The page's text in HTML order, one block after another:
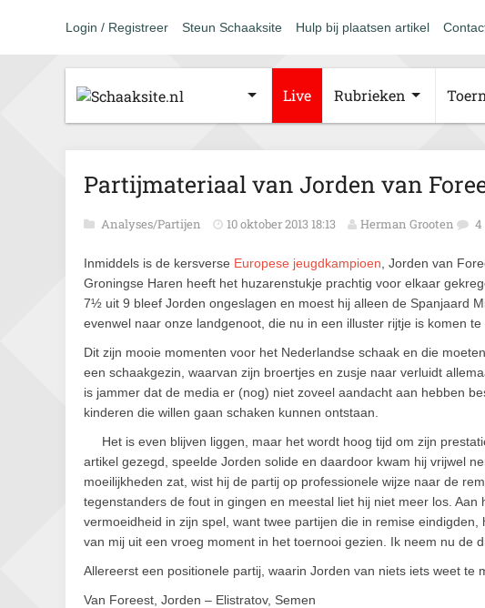
Login / Registreer Steun Schaaksite Hulp bij plaatsen artikel
Live Rubrieken
Partijmateriaal van Jorden van
Analyses/Partijen 10 oktober 2013 18:13 Herman Grooten 4
Inmiddels is de kersverse Europese jeugdkampioen , Jorden van
Groningse Haren heeft het huzarenstukje prachtig voor elkaar
7½ uit 9 bleef Jorden ongeslagen en moest hij alleen de Spanjaard
evenwel naar onze landgenoot, die nu in een illuster rijtje is komen te
Dit zijn mooie momenten voor het Nederlandse schaak en die
een schaakgezin, waarvan zijn broertjes en zusje naar verluidt
is jammer dat de media er (nog) niet zoveel aandacht aan hebben
kinderen die willen gaan schaken kunnen ontstaan.
Het is even blijven liggen, maar het wordt hoog tijd om zijn
artikel gezegd, speelde Jorden solide en daardoor kwam hij vrijwel
moeilijkheden zat, wist hij de partij op professionele wijze naar de
tegenstanders de fout in gingen en meestal liet hij niet meer los.
vermoeidheid in zijn spel, want twee partijen die in remise
van mij uit een vroeg moment in het toernooi gezien. Ik neem nu de
Allereerst een positionele partij, waarin Jorden van niets iets weet te
Van Foreest, Jorden – Elistratov, Semen